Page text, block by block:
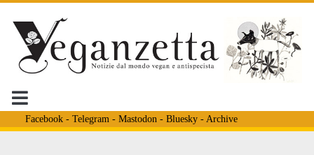
Facebook- Telegram - Mastodon - Bluesky- Archive